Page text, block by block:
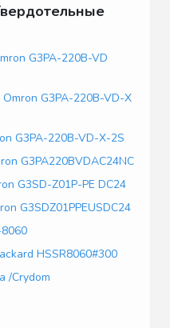
G3PA-220B-VD
G3PA-220B-VD-X
G3PA-220B-VD-X-2S
G3PA220BVDAC24NC
G3SD-Z01P-PE DC24
G3SDZ01PPEUSDC24
HSSR8060#300
/Crydom